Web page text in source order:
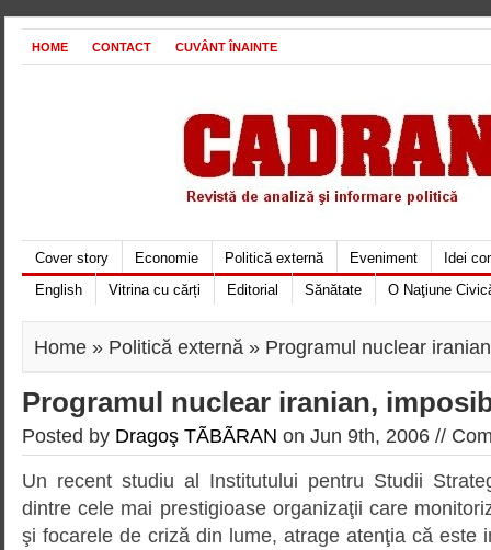
HOME CONTACT CUVÂNT ÎNAINTE
Cover story Economie Politică externă Eveniment
Idei
English
Vitrina cu cărți Editorial Sănătate O Naţiune
Home » Politică externă » Programul nuclear
Programul nuclear iranian,
Posted by Dragoş TÃBÃRAN on Jun 9th, 2006 //
Un recent studiu al Institutului pentru Studii
dintre cele mai prestigioase organizaţii care
şi focarele de criză din lume, atrage atenţia că este